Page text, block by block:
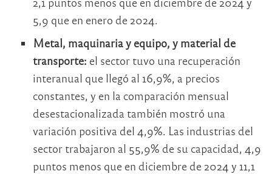
5,9 que en enero de 2024.
Metal, maquinaria y equipo, y material de
transporte: el sector tuvo una recuperación
interanual que llegó al 16,9%, a precios
constantes, y en la comparación mensual
desestacionalizada también mostró una
variación positiva del 4,9%. Las industrias del
sector trabajaron al 55,9% de su capacidad, 4,9
puntos menos que en diciembre de 2024 y 11,1